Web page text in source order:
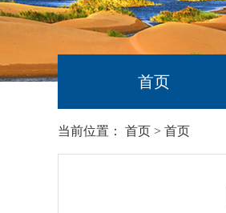
首页
当前位置： 首页 > 首页